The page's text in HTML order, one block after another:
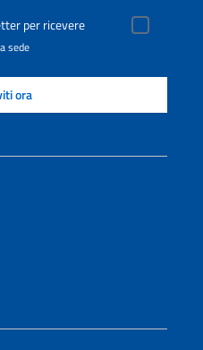
per ricevere
sede